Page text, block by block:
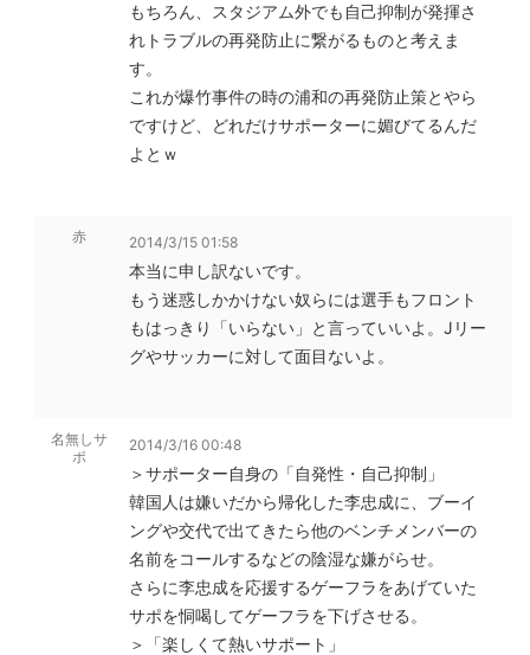
もちろん、スタジアム外でも自己抑制が発揮さ
れトラブルの再発防止に繋がるものと考えま
す。
これが爆竹事件の時の浦和の再発防止策とやら
ですけど、どれだけサポーターに媚びてるんだ
よとｗ
赤 2014/3/15 01:58
本当に申し訳ないです。
もう迷惑しかかけない奴らには選手もフロント
もはっきり「いらない」と言っていいよ。Jリー
グやサッカーに対して面目ないよ。
名無しサ
ポ
2014/3/16 00:48
＞サポーター自身の「自発性・自己抑制」
韓国人は嫌いだから帰化した李忠成に、ブーイ
ングや交代で出てきたら他のベンチメンバーの
名前をコールするなどの陰湿な嫌がらせ。
さらに李忠成を応援するゲーフラをあげていた
サポを恫喝してゲーフラを下げさせる。
＞「楽しくて熱いサポート」